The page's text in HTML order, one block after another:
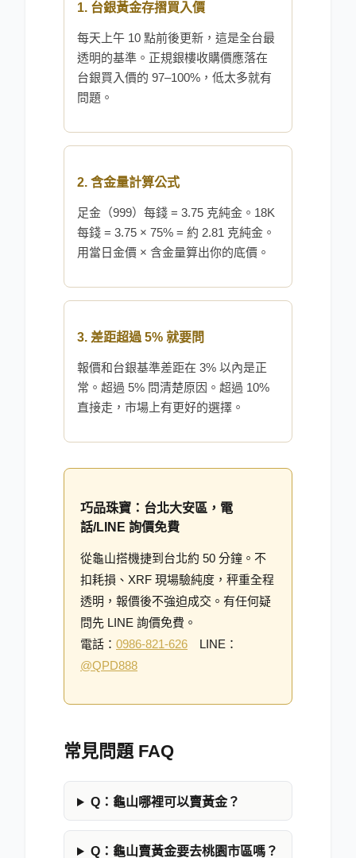
1. 台銀黃金存摺買入價
每天上午 10 點前後更新，這是全台最
透明的基準。正規銀樓收購價應落在
台銀買入價的 97–100%，低太多就有
問題。
2. 含金量計算公式
足金（999）每錢 = 3.75 克純金。18K
每錢 = 3.75 × 75% = 約 2.81 克純金。
用當日金價 × 含金量算出你的底價。
3. 差距超過 5% 就要問
報價和台銀基準差距在 3% 以內是正
常。超過 5% 問清楚原因。超過 10%
直接走，市場上有更好的選擇。
巧品珠寶：台北大安區，電
話/LINE 詢價免費
從龜山搭機捷到台北約 50 分鐘。不
扣耗損、XRF 現場驗純度，秤重全程
透明，報價後不強迫成交。有任何疑
問先 LINE 詢價免費。
電話： 0986-821-626 LINE：
@QPD888
常見問題 FAQ
Q： 龜山哪裡可以賣黃金？
Q： 龜山賣黃金要去桃園市區嗎？